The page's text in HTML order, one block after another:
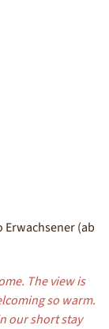
Erwachsener (ab
The view is
so warm.
our short stay